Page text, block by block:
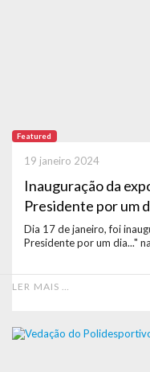
Featured
Inauguração da
Presidente por um
19 janeiro 2024
Dia 17 de janeiro, foi
Presidente por um dia..."
LER MAIS …